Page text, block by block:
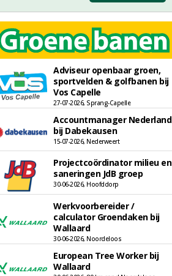
Adviseur openbaar groen,
sportvelden & golfbanen bij
Vos Capelle
27-07-2026, Sprang-Capelle
Accountmanager Nederland
bij Dabekausen
15-07-2026, Nederweert
Projectcoördinator milieu en
saneringen JdB groep
30-06-2026, Hoofddorp
Werkvoorbereider /
calculator Groendaken bij
Wallaard
30-06-2026, Noordeloos
European Tree Worker bij
Wallaard